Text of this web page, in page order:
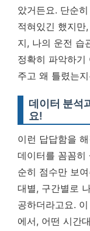
았거든요. 단순히
적혀있긴 했지만
지, 나의 운전 습
정확히 파악하기
주고 왜 틀렸는
데이터 분석
요!
이런 답답함을
데이터를 꼼꼼히
순히 점수만 보
대별, 구간별로
공하더라고요.
에서, 어떤 시간